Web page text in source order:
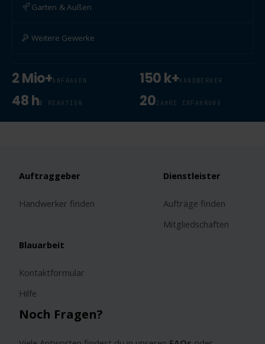
Garten & Außen
Weitere Gewerke
2 Mio+ANFRAGEN 150 k+HANDWERKER
48 hØ REAKTION 20JAHRE ERFAHRUNG
Noch Fragen?
Auftraggeber
Handwerker finden
Dienstleister
Aufträge finden
Mitgliedschaften
Blauarbeit
Kontaktformular
Hilfe